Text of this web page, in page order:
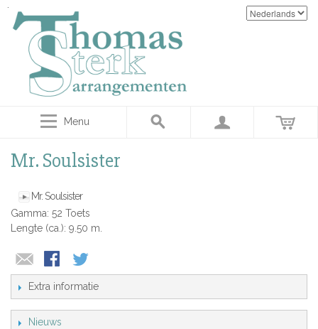
Menu
Mr. Soulsister
Mr. Soulsister
Gamma: 52 Toets
Lengte (ca.): 9.50 m.
Extra informatie
Nieuws